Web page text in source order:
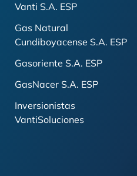
Vanti S.A. ESP
Gas Natural
Cundiboyacense S.A. ESP
Gasoriente S.A. ESP
GasNacer S.A. ESP
Inversionistas
VantiSoluciones